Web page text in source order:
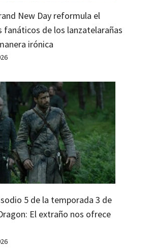
New Day reformula el
fanáticos de los lanzatelarañas
irónica
5 de la temporada 3 de
El extraño nos ofrece